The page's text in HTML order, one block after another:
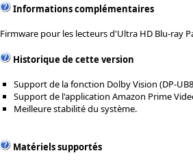
Informations complémentaires
Firmware pour les lecteurs d'Ultra HD Blu-ray
Historique de cette version
Support de la fonction Dolby Vision (DP-
Support de l'application Amazon Prime
Meilleure stabilité du système.
Matériels supportés